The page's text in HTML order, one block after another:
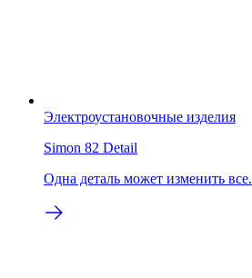
Электроустановочные изделия
Simon 82 Detail
Одна деталь может изменить все.